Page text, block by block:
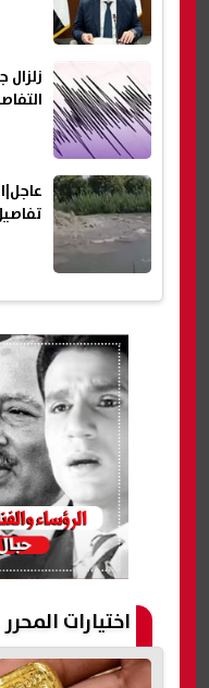
زلزال
اختيارات المحرر